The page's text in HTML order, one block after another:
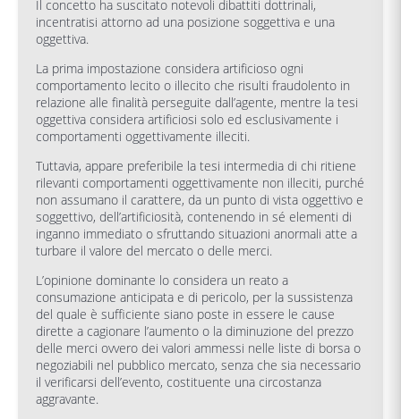
Il concetto ha suscitato notevoli dibattiti dottrinali,
incentratisi attorno ad una posizione soggettiva e una
oggettiva.
La prima impostazione considera artificioso ogni
comportamento lecito o illecito che risulti fraudolento in
relazione alle finalità perseguite dall’agente, mentre la tesi
oggettiva considera artificiosi solo ed esclusivamente i
comportamenti oggettivamente illeciti.
Tuttavia, appare preferibile la tesi intermedia di chi ritiene
rilevanti comportamenti oggettivamente non illeciti, purché
non assumano il carattere, da un punto di vista oggettivo e
soggettivo, dell’artificiosità, contenendo in sé elementi di
inganno immediato o sfruttando situazioni anormali atte a
turbare il valore del mercato o delle merci.
L’opinione dominante lo considera un reato a
consumazione anticipata e di pericolo, per la sussistenza
del quale è sufficiente siano poste in essere le cause
dirette a cagionare l’aumento o la diminuzione del prezzo
delle merci ovvero dei valori ammessi nelle liste di borsa o
negoziabili nel pubblico mercato, senza che sia necessario
il verificarsi dell’evento, costituente una circostanza
aggravante.